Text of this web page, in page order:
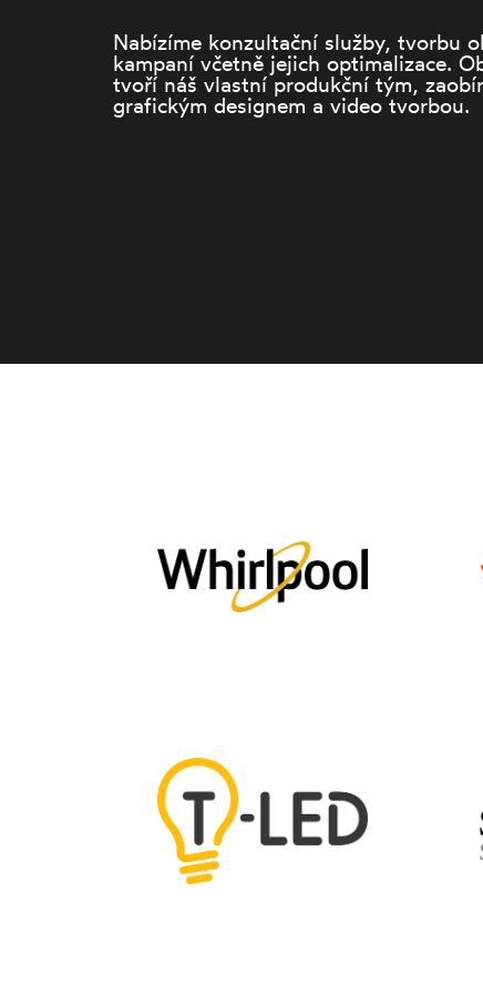
Nabízíme konzultační služby, tvorbu
kampaní včetně jejich optimalizace.
tvoří náš vlastní produkční tým,
grafickým designem a video tvorbou.